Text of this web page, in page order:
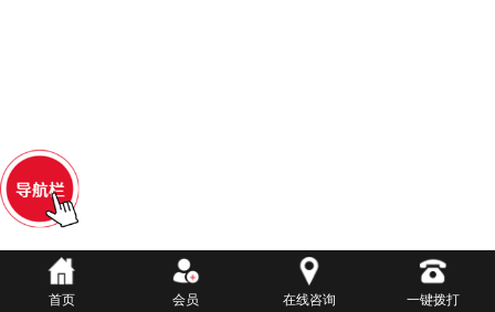
首页 会员 在线咨询 一键拨打